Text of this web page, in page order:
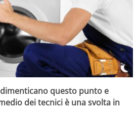
questo punto e
dei tecnici è una svolta in